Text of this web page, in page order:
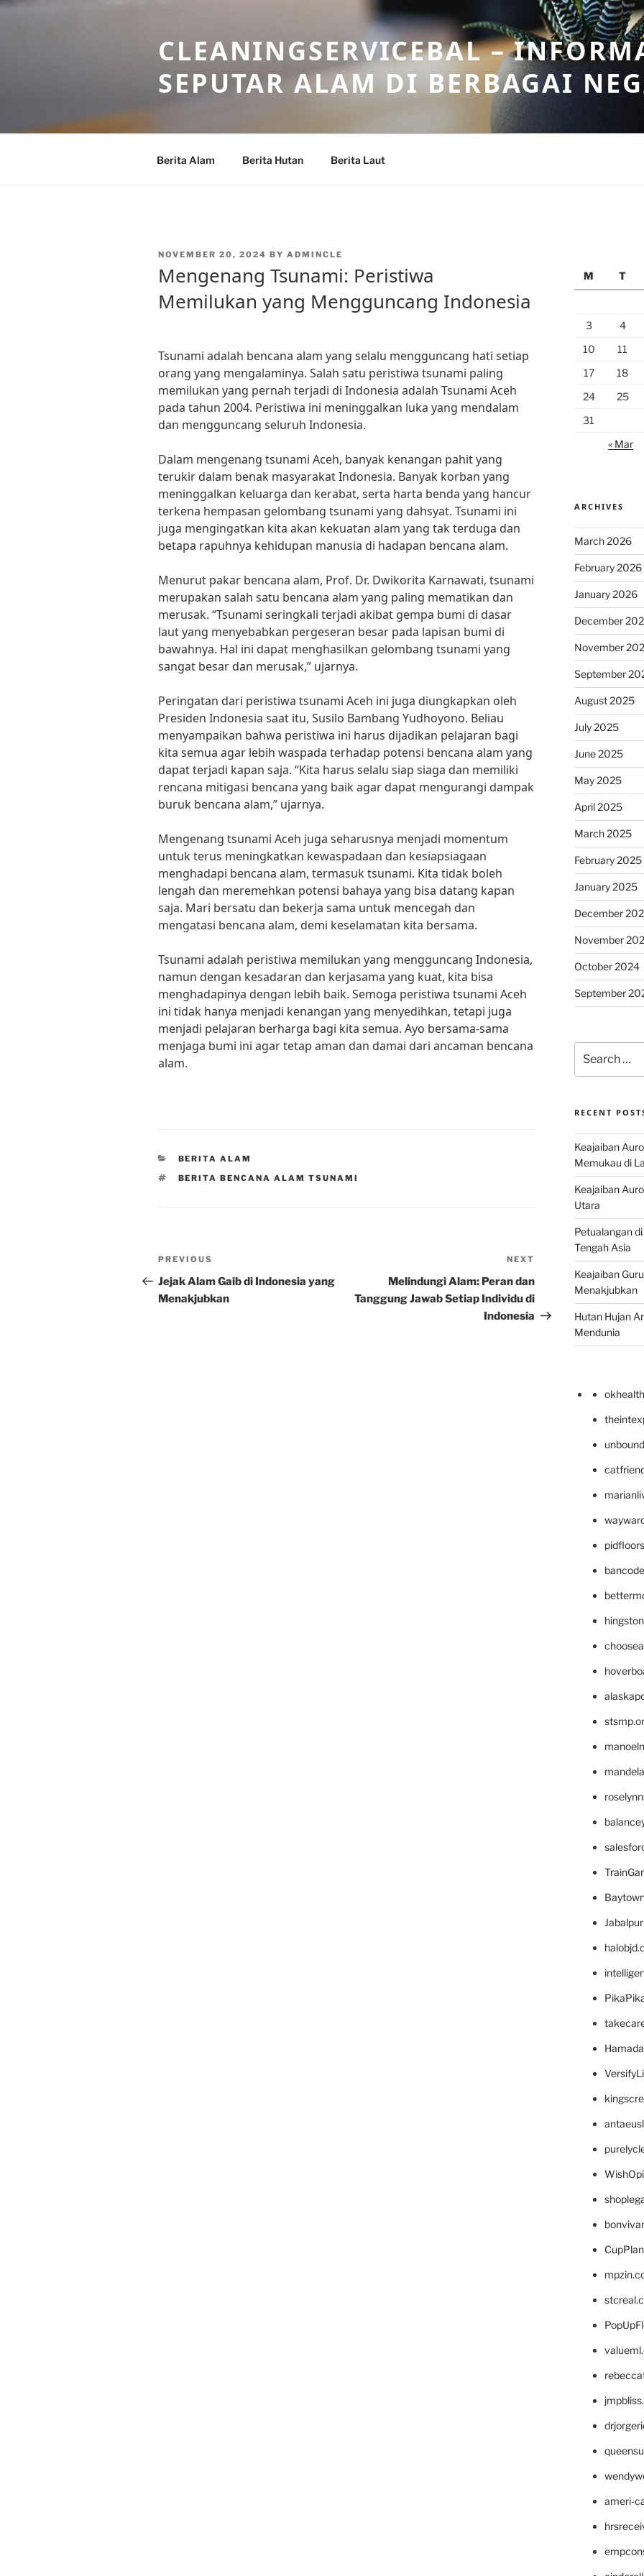
Skip
CLEANINGSERVICEBAL –
SEPUTAR ALAM DI BERBAGAI
Berita Alam Berita Hutan Berita Laut
POSTED
NOVEMBER 20, 2024 BY ADMINCLE
Mengenang Tsunami: Peristiwa
Memilukan yang Mengguncang Indonesia
Tsunami adalah bencana alam yang selalu mengguncang hati setiap
orang yang mengalaminya. Salah satu peristiwa tsunami paling
memilukan yang pernah terjadi di Indonesia adalah Tsunami Aceh
pada tahun 2004. Peristiwa ini meninggalkan luka yang mendalam
dan mengguncang seluruh Indonesia.
Dalam mengenang tsunami Aceh, banyak kenangan pahit yang
terukir dalam benak masyarakat Indonesia. Banyak korban yang
meninggalkan keluarga dan kerabat, serta harta benda yang hancur
terkena hempasan gelombang tsunami yang dahsyat. Tsunami ini
juga mengingatkan kita akan kekuatan alam yang tak terduga dan
betapa rapuhnya kehidupan manusia di hadapan bencana alam.
Menurut pakar bencana alam, Prof. Dr. Dwikorita Karnawati, tsunami
merupakan salah satu bencana alam yang paling mematikan dan
merusak. “Tsunami seringkali terjadi akibat gempa bumi di dasar
laut yang menyebabkan pergeseran besar pada lapisan bumi di
bawahnya. Hal ini dapat menghasilkan gelombang tsunami yang
sangat besar dan merusak,” ujarnya.
Peringatan dari peristiwa tsunami Aceh ini juga diungkapkan oleh
Presiden Indonesia saat itu, Susilo Bambang Yudhoyono. Beliau
menyampaikan bahwa peristiwa ini harus dijadikan pelajaran bagi
kita semua agar lebih waspada terhadap potensi bencana alam yang
dapat terjadi kapan saja. “Kita harus selalu siap siaga dan memiliki
rencana mitigasi bencana yang baik agar dapat mengurangi dampak
buruk bencana alam,” ujarnya.
Mengenang tsunami Aceh juga seharusnya menjadi momentum
untuk terus meningkatkan kewaspadaan dan kesiapsiagaan
menghadapi bencana alam, termasuk tsunami. Kita tidak boleh
lengah dan meremehkan potensi bahaya yang bisa datang kapan
saja. Mari bersatu dan bekerja sama untuk mencegah dan
mengatasi bencana alam, demi keselamatan kita bersama.
Tsunami adalah peristiwa memilukan yang mengguncang Indonesia,
namun dengan kesadaran dan kerjasama yang kuat, kita bisa
menghadapinya dengan lebih baik. Semoga peristiwa tsunami Aceh
ini tidak hanya menjadi kenangan yang menyedihkan, tetapi juga
menjadi pelajaran berharga bagi kita semua. Ayo bersama-sama
menjaga bumi ini agar tetap aman dan damai dari ancaman bencana
alam.
CATEGORIES
BERITA ALAM
TAGS
BERITA BENCANA ALAM TSUNAMI
Post
navigation
Previous
Post
PREVIOUS
Jejak Alam Gaib di Indonesia yang
Menakjubkan
Post
NEXT
Melindungi Alam: Peran dan
Tanggung Jawab Setiap Individu di
Indonesia
M
T
3
4
10
11
17
18
24
25
31
« Mar
ARCHIVES
March 2026
February 2026
January 2026
December
November
September
August 2025
July 2025
June 2025
May 2025
April 2025
March 2025
February 2025
January 2025
December
November
October 2024
September
for:
RECENT
Keajaiban
Memukau di
Keajaiban
Utara
Petualangan
Tengah Asia
Keajaiban
Menakjubkan
Hutan Hujan
Mendunia
ameri-